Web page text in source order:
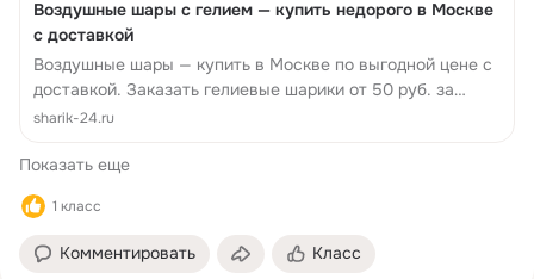
Воздушные шары с гелием — купить недорого в Москве
с доставкой
Воздушные шары — купить в Москве по выгодной цене с
доставкой. Заказать гелиевые шарики от 50 руб. за
шарик. Круглосуточная доставка шаров. Срочная
sharik-24.ru
Показать еще
1 класс
Комментировать Класс